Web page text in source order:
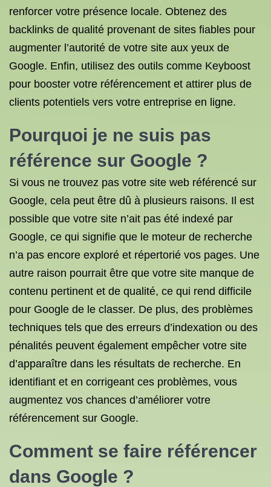
renforcer votre présence locale. Obtenez des
backlinks de qualité provenant de sites fiables pour
augmenter l’autorité de votre site aux yeux de
Google. Enfin, utilisez des outils comme Keyboost
pour booster votre référencement et attirer plus de
clients potentiels vers votre entreprise en ligne.
Pourquoi je ne suis pas
référence sur Google ?
Si vous ne trouvez pas votre site web référencé sur
Google, cela peut être dû à plusieurs raisons. Il est
possible que votre site n’ait pas été indexé par
Google, ce qui signifie que le moteur de recherche
n’a pas encore exploré et répertorié vos pages. Une
autre raison pourrait être que votre site manque de
contenu pertinent et de qualité, ce qui rend difficile
pour Google de le classer. De plus, des problèmes
techniques tels que des erreurs d’indexation ou des
pénalités peuvent également empêcher votre site
d’apparaître dans les résultats de recherche. En
identifiant et en corrigeant ces problèmes, vous
augmentez vos chances d’améliorer votre
référencement sur Google.
Comment se faire référencer
dans Google ?